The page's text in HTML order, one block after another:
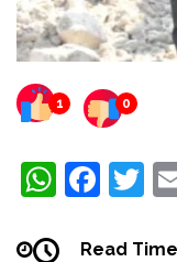
1 0
Read